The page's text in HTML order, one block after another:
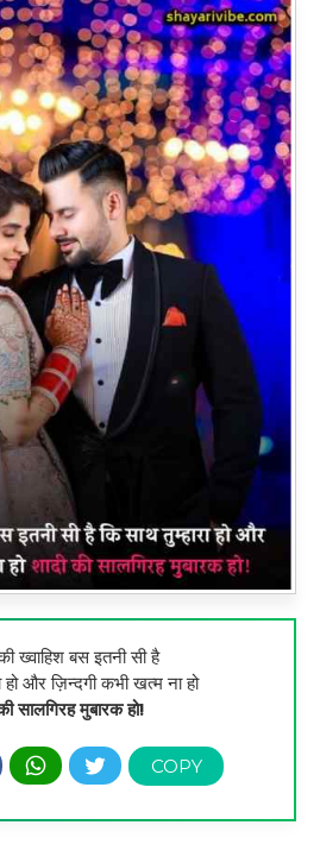
ख्वाहिश बस इतनी सी है
हो और ज़िन्दगी कभी खत्म ना हो
सालगिरह मुबारक हो!